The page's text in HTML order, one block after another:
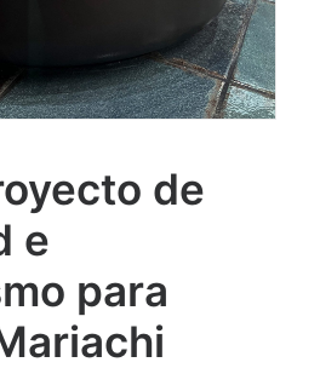
de
e
para